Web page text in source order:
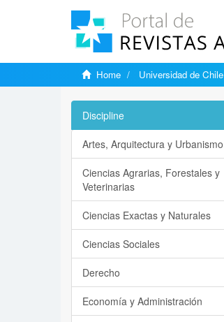
Home Universidad de Chile
Discipline
Artes, Arquitectura y Urbanismo
Ciencias Agrarias, Forestales y
Veterinarias
Ciencias Exactas y Naturales
Ciencias Sociales
Derecho
Economía y Administración